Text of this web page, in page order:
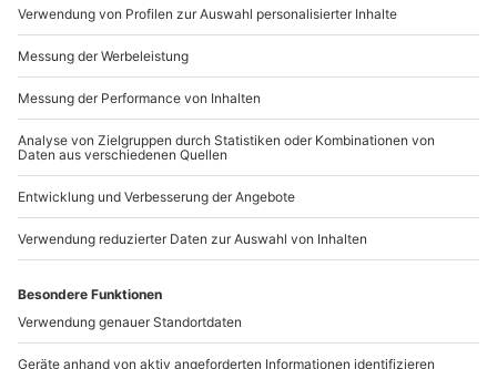
Artikelnummer:34531
Andere Produkte entdecken
Renntaxi Porsche 911
GT3 fahren
Nürburgring (3 Rdn.)
Nürburg